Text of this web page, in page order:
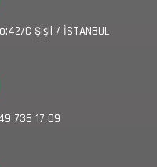
C Şişli / İSTANBUL
736 17 09